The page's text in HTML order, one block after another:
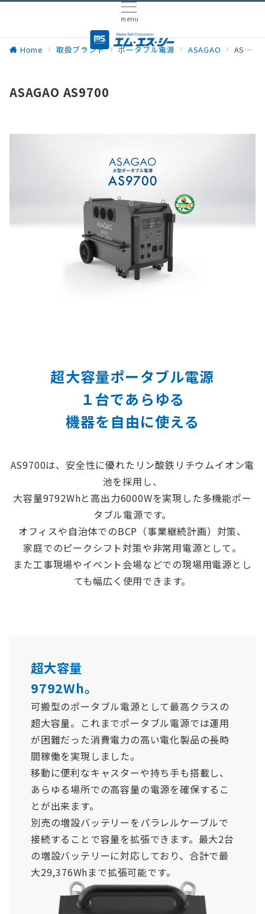
menu
Home 取扱ブランド ポータブル電源 ASAGAO ASAGAO AS9700
ASAGAO AS9700
超大容量ポータブル電源
１台であらゆる
機器を自由に使える
AS9700は、安全性に優れたリン酸鉄リチウムイオン電
池を採用し、
大容量9792Whと高出力6000Wを実現した多機能ポー
タブル電源です。
オフィスや自治体でのBCP（事業継続計画）対策、
家庭でのピークシフト対策や非常用電源として。
また工事現場やイベント会場などでの現場用電源とし
ても幅広く使用できます。
超大容量
9792Wh。
可搬型のポータブル電源として最高クラスの
超大容量。これまでポータブル電源では運用
が困難だった消費電力の高い電化製品の長時
間稼働を実現しました。
移動に便利なキャスターや持ち手も搭載し、
あらゆる場所での高容量の電源を確保するこ
とが出来ます。
別売の増設バッテリーをパラレルケーブルで
接続することで容量を拡張できます。最大2台
の増設バッテリーに対応しており、合計で最
大29,376Whまで拡張可能です。